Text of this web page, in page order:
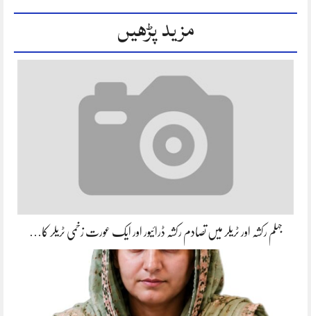
مزید پڑھیں
جہلم رکشہ اور ٹریلر میں تصادم رکشہ ڈرائیور اور ایک عورت زخمی ٹریلر کا…